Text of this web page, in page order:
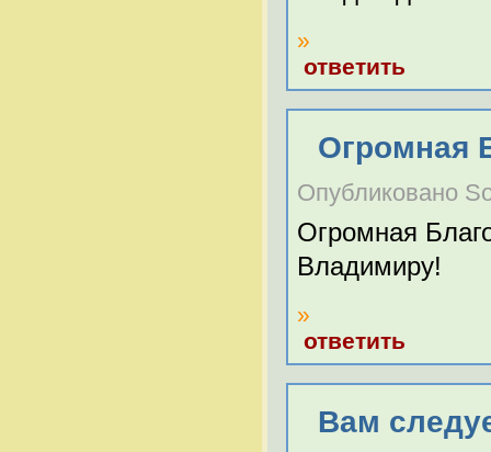
»
ответить
Огромная
Опубликовано
Огромная
Владимиру!
»
ответить
Вам